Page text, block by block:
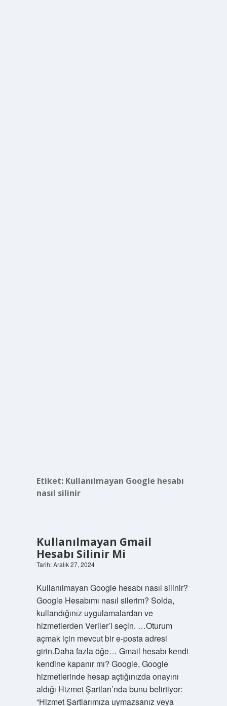
Etiket: Kullanılmayan Google hesabı
nasıl silinir
Kullanılmayan Gmail
Hesabı Silinir Mi
Tarih: Aralık 27, 2024
Kullanılmayan Google hesabı nasıl silinir?
Google Hesabımı nasıl silerim? Solda,
kullandığınız uygulamalardan ve
hizmetlerden Veriler’i seçin. …Oturum
açmak için mevcut bir e-posta adresi
girin.Daha fazla öğe… Gmail hesabı kendi
kendine kapanır mı? Google, Google
hizmetlerinde hesap açtığınızda onayını
aldığı Hizmet Şartları’nda bunu belirtiyor:
“Hizmet Şartlarımıza uymazsanız veya